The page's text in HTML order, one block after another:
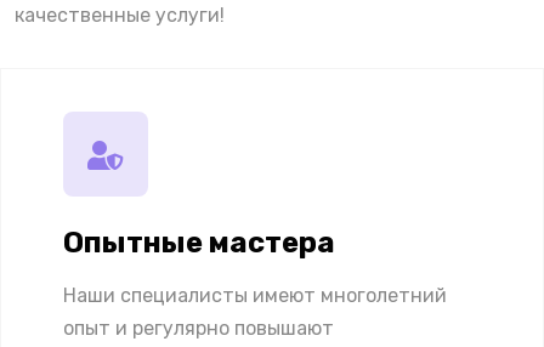
качественные услуги!
Опытные мастера
Наши специалисты имеют многолетний
опыт и регулярно повышают